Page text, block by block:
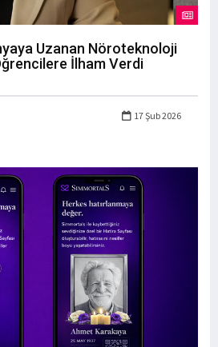
Uzanan Nöroteknoloji
İlham Verdi
17 Şub 2026